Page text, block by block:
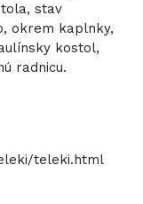
stav
okrem kaplnky,
kostol,
radnicu.
teleki.html